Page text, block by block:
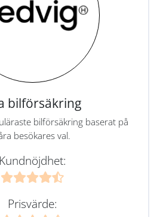
bilförsäkring
bilförsäkring baserat på
besökares val.
Kundnöjdhet:
Prisvärde: